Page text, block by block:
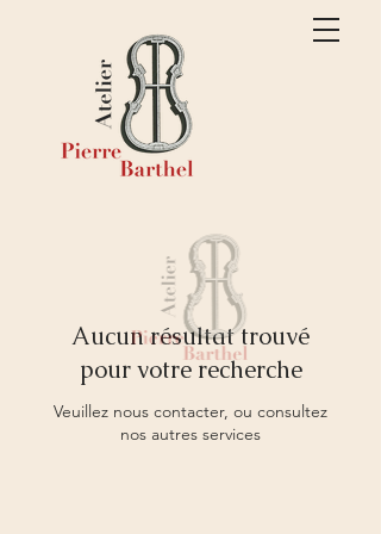
Aucun résultat trouvé
pour votre recherche
Veuillez nous contacter, ou consultez
nos autres services